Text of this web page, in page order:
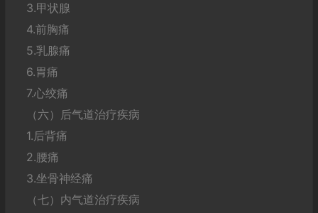
3.甲状腺
4.前胸痛
5.乳腺痛
6.胃痛
7.心绞痛
（六）后气道治疗疾病
1.后背痛
2.腰痛
3.坐骨神经痛
（七）内气道治疗疾病